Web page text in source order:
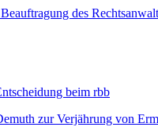
des
beim rbb
zur Verjährung von